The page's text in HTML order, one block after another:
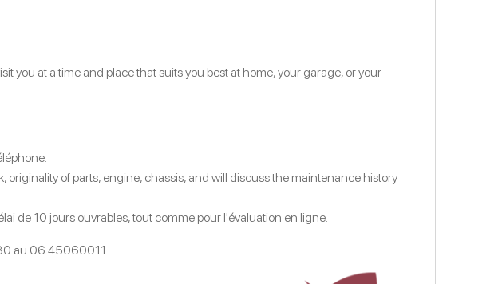
you at a time and place that suits you best at home, your garage, or your
of parts, engine, chassis, and will discuss the maintenance history
de 10 jours ouvrables, tout comme pour l'évaluation en ligne.
au 06 45060011.